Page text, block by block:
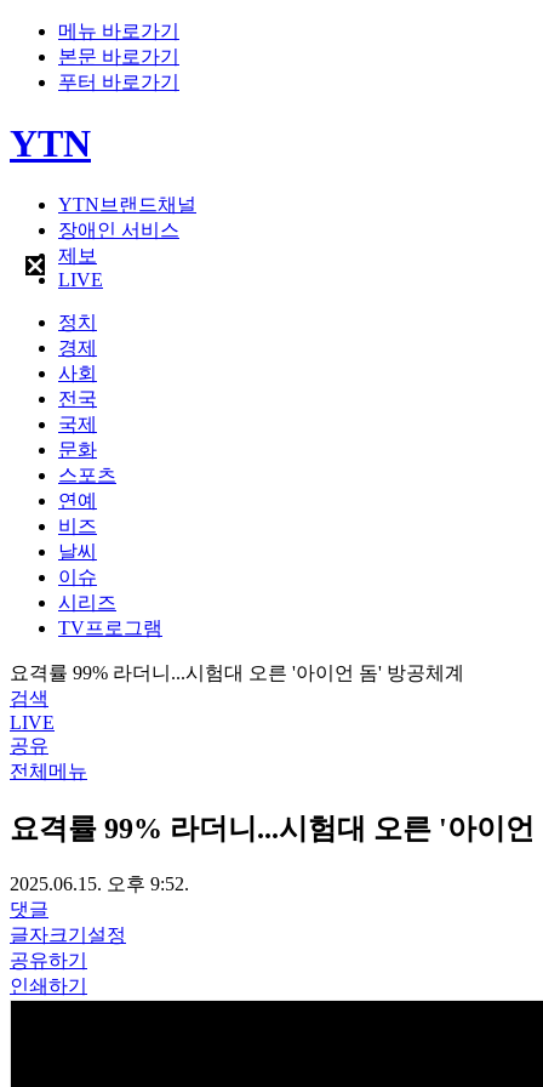
메뉴 바로가기
본문 바로가기
푸터 바로가기
YTN
YTN브랜드채널
장애인 서비스
제보
LIVE
정치
경제
사회
전국
국제
문화
스포츠
연예
비즈
날씨
이슈
시리즈
TV프로그램
요격률 99% 라더니...시험대 오른 '아이언 돔' 방공체계
검색
LIVE
공유
전체메뉴
요격률 99% 라더니...시험대 오른 '아이
2025.06.15. 오후 9:52.
댓글
글자크기설정
공유하기
인쇄하기